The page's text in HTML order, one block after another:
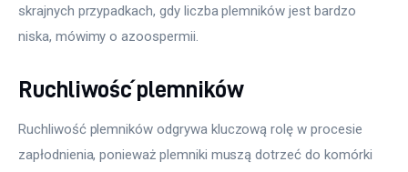
skrajnych przypadkach, gdy liczba plemników jest bardzo
niska, mówimy o azoospermii.
Ruchliwość plemników
Ruchliwość plemników odgrywa kluczową rolę w procesie
zapłodnienia, ponieważ plemniki muszą dotrzeć do komórki